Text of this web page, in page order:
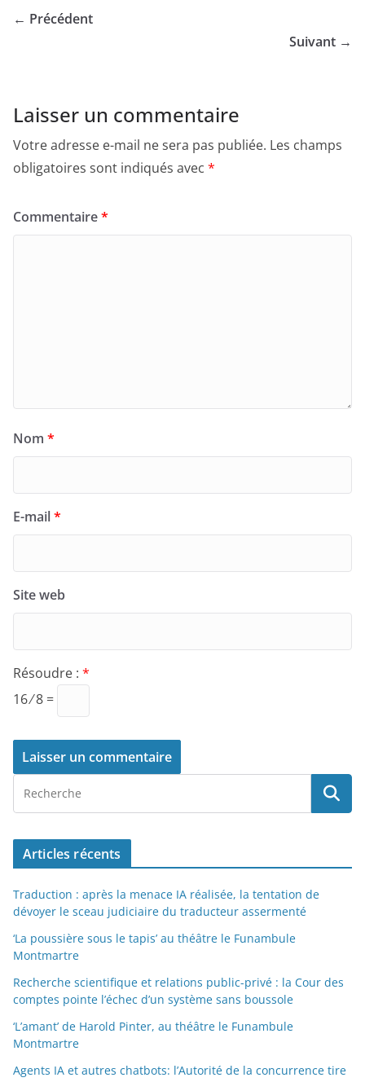
← Précédent
Suivant →
Laisser un commentaire
Votre adresse e-mail ne sera pas publiée. Les champs
obligatoires sont indiqués avec *
Commentaire*
Nom *
E-mail*
Site web
Résoudre : *
16 ⁄ 8 =
Articles récents
Traduction : après la menace IA réalisée, la tentation de
dévoyer le sceau judiciaire du traducteur assermenté
‘La poussière sous le tapis’ au théâtre le Funambule
Montmartre
Recherche scientifique et relations public-privé : la Cour des
comptes pointe l’échec d’un système sans boussole
‘L’amant’ de Harold Pinter, au théâtre le Funambule
Montmartre
Agents IA et autres chatbots: l’Autorité de la concurrence tire